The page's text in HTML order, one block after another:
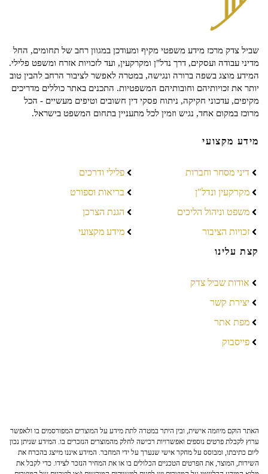
שביל צדק מרכז מידע משפטי מקיף ומעודכן במגוון רחב של תחומים, החל
מדיני עבודה ועסקים, דרך נדל"ן ומקרקעין, ועד לזכויות אזרח ומשפט פלילי.
המידע מוצג בשפה ברורה ונגישה, במטרה לאפשר לציבור הרחב להבין טוב
יותר את זכויותיהם וחובותיהם המשפטיות. התכנים באתר כוללים מדריכים
מקיפים, עדכוני חקיקה, ניתוח פסקי דין חשובים וטיפים מעשיים - הכל
מרוכז במקום אחד, נגיש וזמין לכל מתעניין בתחום המשפט בישראל.
מידע מקצועי
דיני מסחר וחברות
מקרקעין ונדל"ן
משפט וניהול הליכים
זכויות הציבור
פלילי ודרכים
בריאות וספורט
הגנת הצרכן
מידע מקצועי
קצת עלינו
אודות שביל צדק
יצירת קשר
מפת אתר
פייסבוק
האתר הוקם מיוזמה אישית, ובין היתר במטרה לתת מידע על המוצרים המפורסמים בו ולאפשר
ערוץ לקבלת פרטים נוספים ואפשרויות רכישה לחלק מהמוצרים הנזכרים בו. המידע שניתן נכון
ליום כתיבתו, ומבוסס על מחקר אישי שנערך על ידי המחבר. המידע איננו מייצג בהכרח את
השירות, המוצר, את הפרטים הטכניים הכלולים בו או את המחיר הנזכר לצידו. כדי לקבל את